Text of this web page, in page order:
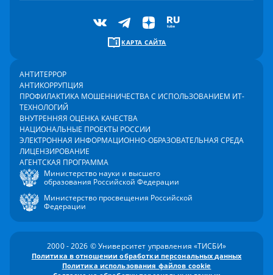
КАРТА САЙТА
АНТИТЕРРОР
АНТИКОРРУПЦИЯ
ПРОФИЛАКТИКА МОШЕННИЧЕСТВА С ИСПОЛЬЗОВАНИЕМ ИТ-
ТЕХНОЛОГИЙ
ВНУТРЕННЯЯ ОЦЕНКА КАЧЕСТВА
НАЦИОНАЛЬНЫЕ ПРОЕКТЫ РОССИИ
ЭЛЕКТРОННАЯ ИНФОРМАЦИОННО-ОБРАЗОВАТЕЛЬНАЯ СРЕДА
ЛИЦЕНЗИРОВАНИЕ
АГЕНТСКАЯ ПРОГРАММА
Министерство науки и высшего
образования Российской Федерации
Министерство просвещения Российской
Федерации
2000 - 2026 © Университет управления «ТИСБИ»
Политика в отношении обработки персональных данных
Политика использования файлов cookie